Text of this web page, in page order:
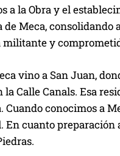
a la Obra y el
Meca, consolidando
y
vino a San Juan,
Calle Canals. Esa
Cuando conocimos a
En cuanto